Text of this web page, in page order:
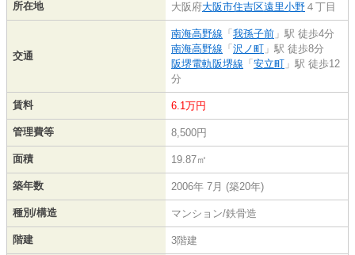
所在地 大阪府大阪市住吉区遠里小野 ４丁目
交通
南海高野線 「 我孫子前 」駅 徒歩4分
南海高野線 「 沢ノ町 」駅 徒歩8分
阪堺電軌阪堺線 「 安立町 」駅 徒歩12
分
賃料 6.1万円
管理費等 8,500円
面積 19.87㎡
築年数 2006年 7月 (築20年)
種別/構造 マンション/鉄骨造
階建 3階建